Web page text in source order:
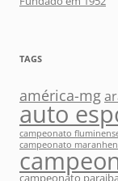
TAGS
américa-mg
auto
campeonato
campeonato
campeonato